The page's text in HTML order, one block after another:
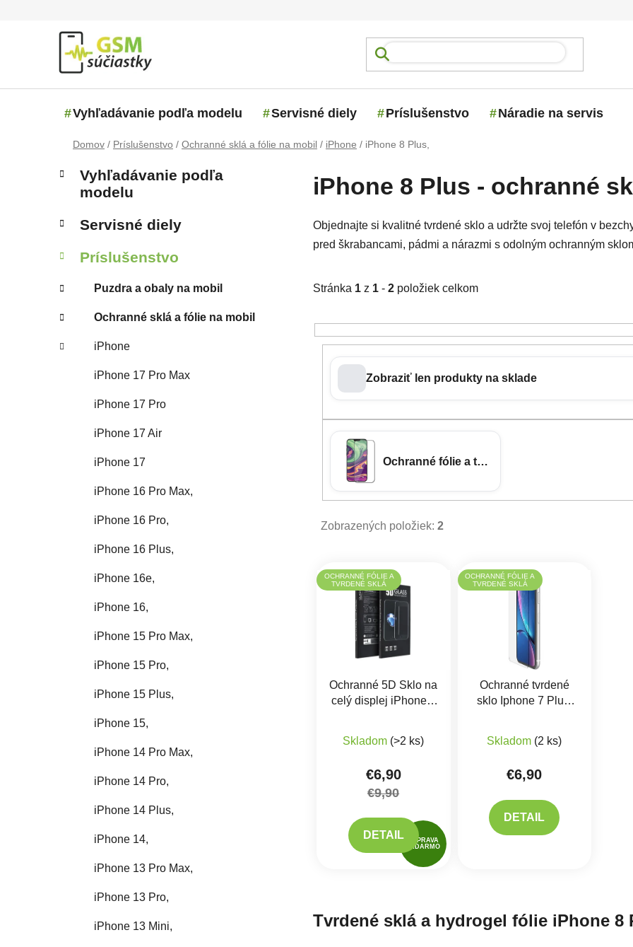
Vyhľadávanie podľa modelu Servisné diely Príslušenstvo Náradie na servis
Domov / Príslušenstvo / Ochranné sklá a fólie na mobil / iPhone / iPhone 8 Plus,
Bočný panel
Kategórie
Vyhľadávanie podľa
modelu
Servisné diely
Príslušenstvo
Puzdra a obaly na mobil
Ochranné sklá a fólie na mobil
iPhone
iPhone 17 Pro Max
iPhone 17 Pro
iPhone 17 Air
iPhone 17
iPhone 16 Pro Max,
iPhone 16 Pro,
iPhone 16 Plus,
iPhone 16e,
iPhone 16,
iPhone 15 Pro Max,
iPhone 15 Pro,
iPhone 15 Plus,
iPhone 15,
iPhone 14 Pro Max,
iPhone 14 Pro,
iPhone 14 Plus,
iPhone 14,
iPhone 13 Pro Max,
iPhone 13 Pro,
iPhone 13 Mini,
iPhone 8 Plus - ochranné
Objednajte si kvalitné tvrdené sklo a udržte svoj telefón v
pred škrabancami, pádmi a nárazmi s odolným ochranným
Stránka 1 z 1 - 2 položiek celkom
Zobraziť len produkty na sklade
Ochranné fólie a tvrdené sklá
Zobrazených položiek: 2
Výpis produktov
OCHRANNÉ FÓLIE A
TVRDENÉ SKLÁ
DOPRAVA
ZADARMO
Ochranné 5D Sklo na
celý displej iPhone 7
Skladom (>2 ks)
€6,90
€9,90
DETAIL
OCHRANNÉ FÓLIE A
TVRDENÉ SKLÁ
Ochranné tvrdené
sklo Iphone 7 Plus,
Skladom (2 ks)
€6,90
DETAIL
Tvrdené sklá a hydrogel fólie iPhone 8